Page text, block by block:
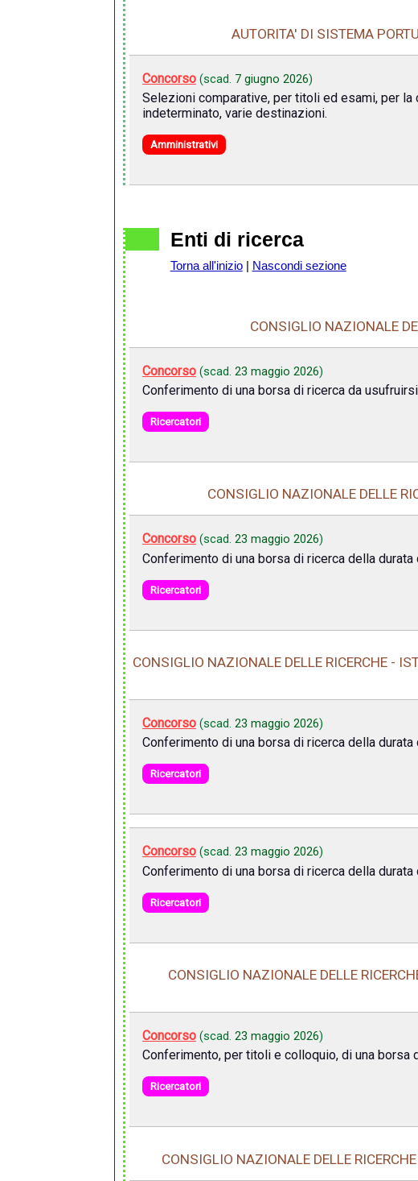
AUTORITA' DI SISTEMA
Concorso (scad. 7 giugno 2026)
Selezioni comparative, per titoli ed esami, per
indeterminato, varie destinazioni.
Amministrativi
Enti di ricerca
Torna all'inizio| Nascondi sezione
CONSIGLIO NAZIONALE
Concorso (scad. 23 maggio 2026)
Conferimento di una borsa di ricerca da
Ricercatori
CONSIGLIO NAZIONALE DELLE
Concorso (scad. 23 maggio 2026)
Conferimento di una borsa di ricerca della
Ricercatori
CONSIGLIO NAZIONALE DELLE RICERCHE -
Concorso (scad. 23 maggio 2026)
Conferimento di una borsa di ricerca della
Ricercatori
Concorso (scad. 23 maggio 2026)
Conferimento di una borsa di ricerca della
Ricercatori
CONSIGLIO NAZIONALE DELLE
Concorso (scad. 23 maggio 2026)
Conferimento, per titoli e colloquio, di una
Ricercatori
CONSIGLIO NAZIONALE DELLE